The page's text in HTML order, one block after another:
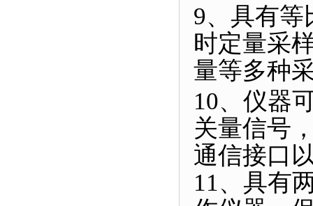
9、具有等
时定量采
量等多种
10、仪器
关量信号
通信接口
11、具有